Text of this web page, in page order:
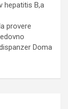
hepatitis B,a
provere
Doma